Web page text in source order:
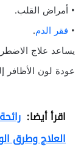
• أمراض القلب.
• فقر الدم.
يساعد علاج
عودة لون الأظافر
اقرأ أيضا:
العلاج وطرق